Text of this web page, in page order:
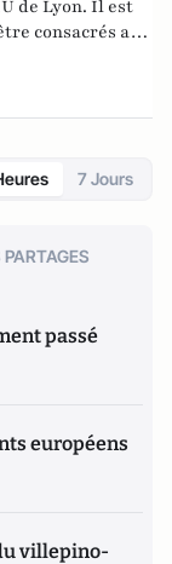
de Lyon. Il est
consacrés aux
plus de vingt
L’échec scolaire
7 Jours
PARTAGES
passé
européens
villepino-